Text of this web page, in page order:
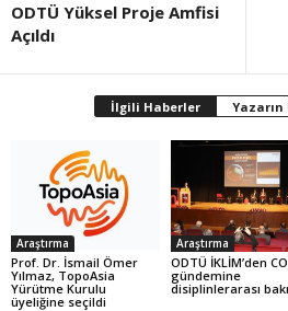
ODTÜ Yüksel Proje Amfisi
Açıldı
İlgili Haberler
Araştırma
Prof. Dr. İsmail Ömer
Yılmaz, TopoAsia
Yürütme Kurulu
üyeliğine seçildi
Araştırma
ODTÜ İKLİM’den
gündemine
disiplinlerarası